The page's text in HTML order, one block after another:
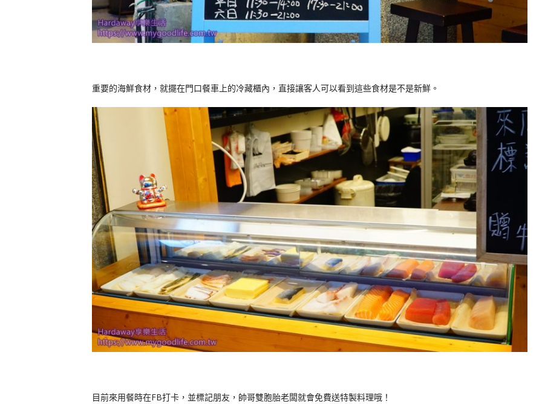
重要的海鮮食材，就擺在門口餐車上的冷藏櫃內，直接讓客人可以看到這些食材是不是新鮮。
目前來用餐時在FB打卡，並標記朋友，帥哥雙胞胎老闆就會免費送特製料理哦！